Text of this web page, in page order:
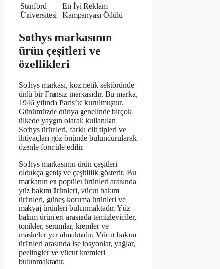
Stanford
Üniversitesi
En İyi Reklam
Kampanyası Ödülü
Sothys markasının
ürün çeşitleri ve
özellikleri
Sothys markası, kozmetik sektöründe
ünlü bir Fransız markasıdır. Bu marka,
1946 yılında Paris’te kurulmuştur.
Günümüzde dünya genelinde birçok
ülkede yaygın olarak kullanılan
Sothys ürünleri, farklı cilt tipleri ve
ihtiyaçları göz önünde bulundurularak
özenle formüle edilir.
Sothys markasının ürün çeşitleri
oldukça geniş ve çeşitlilik gösterir. Bu
markanın en popüler ürünleri arasında
yüz bakım ürünleri, vücut bakım
ürünleri, güneş koruma ürünleri ve
makyaj ürünleri bulunmaktadır. Yüz
bakım ürünleri arasında temizleyiciler,
tonikler, serumlar, kremler ve
maskeler yer almaktadır. Vücut bakım
ürünleri arasında ise losyonlar, yağlar,
peelingler ve vücut kremleri
bulunmaktadır.